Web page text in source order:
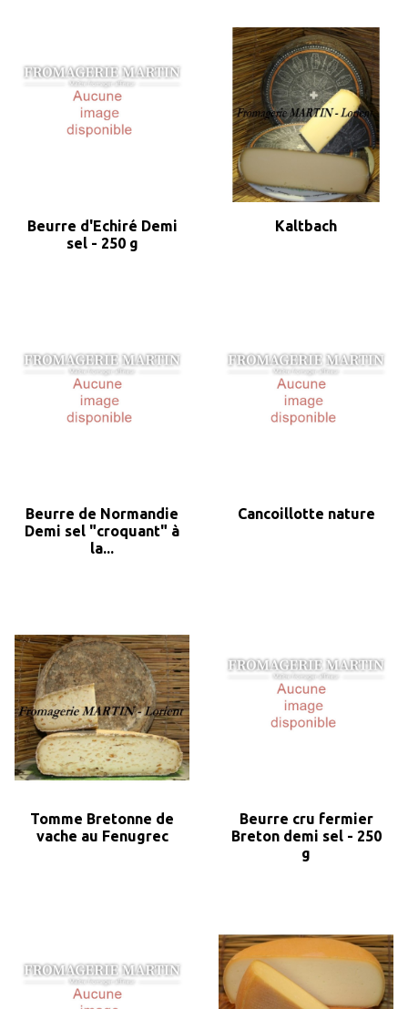
Beurre d'Echiré Demi
sel - 250 g
Kaltbach
Beurre de Normandie
Demi sel "croquant" à
la...
Cancoillotte nature
Tomme Bretonne de
vache au Fenugrec
Beurre cru fermier
Breton demi sel - 250
g